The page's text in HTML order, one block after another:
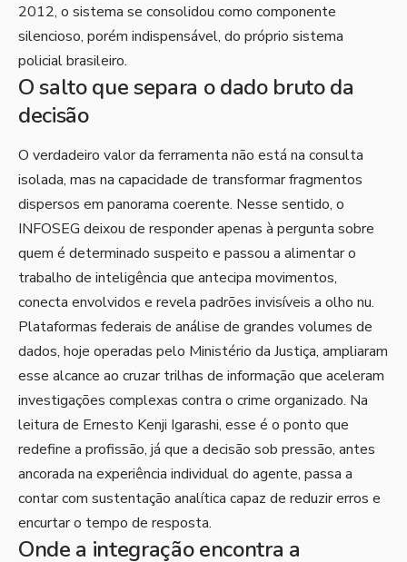
2012, o sistema se consolidou como componente
silencioso, porém indispensável, do próprio sistema
policial brasileiro.
O salto que separa o dado bruto da
decisão
O verdadeiro valor da ferramenta não está na consulta
isolada, mas na capacidade de transformar fragmentos
dispersos em panorama coerente. Nesse sentido, o
INFOSEG deixou de responder apenas à pergunta sobre
quem é determinado suspeito e passou a alimentar o
trabalho de inteligência que antecipa movimentos,
conecta envolvidos e revela padrões invisíveis a olho nu.
Plataformas federais de análise de grandes volumes de
dados, hoje operadas pelo Ministério da Justiça, ampliaram
esse alcance ao cruzar trilhas de informação que aceleram
investigações complexas contra o crime organizado. Na
leitura de Ernesto Kenji Igarashi, esse é o ponto que
redefine a profissão, já que a decisão sob pressão, antes
ancorada na experiência individual do agente, passa a
contar com sustentação analítica capaz de reduzir erros e
encurtar o tempo de resposta.
Onde a integração encontra a